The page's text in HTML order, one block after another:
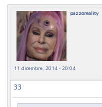
pazzoreality
11 dicembre, 2014 - 20:04
33